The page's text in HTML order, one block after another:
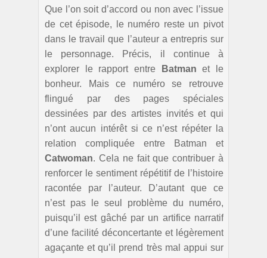
Que l’on soit d’accord ou non avec l’issue
de cet épisode, le numéro reste un pivot
dans le travail que l’auteur a entrepris sur
le personnage. Précis, il continue à
explorer le rapport entre
Batman et le
bonheur. Mais ce numéro se retrouve
flingué par des pages spéciales
dessinées par des artistes invités et qui
n’ont aucun intérêt si ce n’est répéter la
relation compliquée entre Batman et
Catwoman. Cela ne fait que contribuer à
renforcer le sentiment répétitif de l’histoire
racontée par l’auteur. D’autant que ce
n’est pas le seul problème du numéro,
puisqu’il est gâché par un artifice narratif
d’une facilité déconcertante et légèrement
agaçante et qu’il prend très mal appui sur